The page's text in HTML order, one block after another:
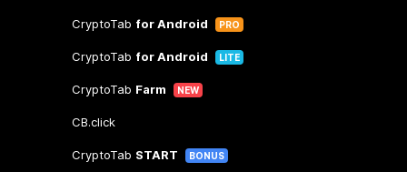
CryptoTab for Android PRO
CryptoTab for Android LITE
CryptoTab Farm NEW
CB.click
CryptoTab START BONUS